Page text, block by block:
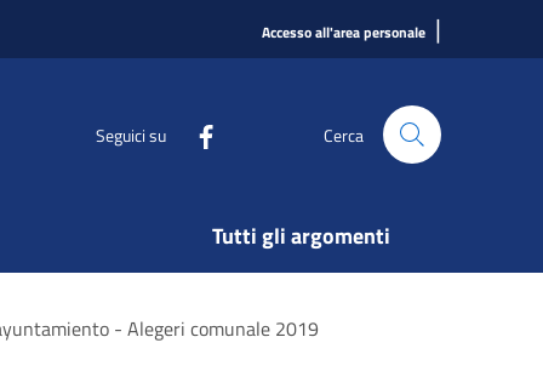
Accesso all'area personale |
Seguici su Cerca
Tutti gli argomenti
- Alegeri comunale 2019